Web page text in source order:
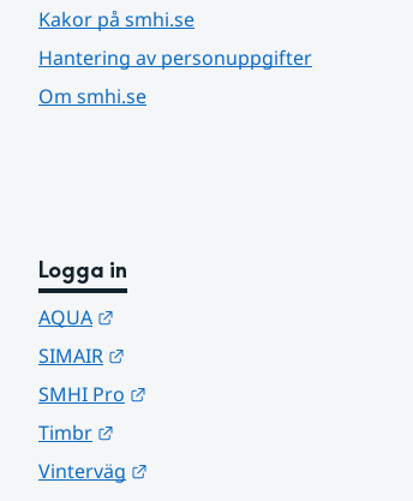
Kakor på smhi.se
Hantering av personuppgifter
Om smhi.se
Logga in
AQUA
SIMAIR
SMHI Pro
Timbr
Vinterväg